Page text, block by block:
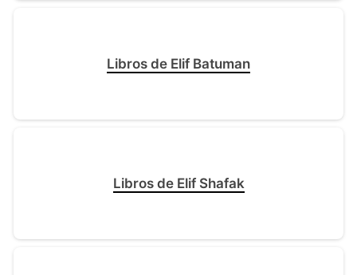
Libros de Elif Batuman
Libros de Elif Shafak